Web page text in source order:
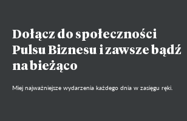
Dołącz do społeczności
Pulsu Biznesu i zawsze bądź
na bieżąco
Miej najważniejsze wydarzenia każdego dnia w zasięgu ręki.